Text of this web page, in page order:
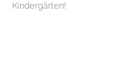
Kindergärten!